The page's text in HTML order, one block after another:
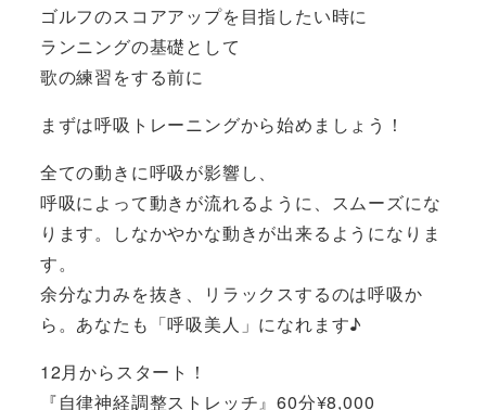
ゴルフのスコアアップを目指したい時に
ランニングの基礎として
歌の練習をする前に
まずは呼吸トレーニングから始めましょう！
全ての動きに呼吸が影響し、
呼吸によって動きが流れるように、スムーズにな
ります。しなかやかな動きが出来るようになりま
す。
余分な力みを抜き、リラックスするのは呼吸か
ら。あなたも「呼吸美人」になれます♪
12月からスタート！
『自律神経調整ストレッチ』60分¥8,000